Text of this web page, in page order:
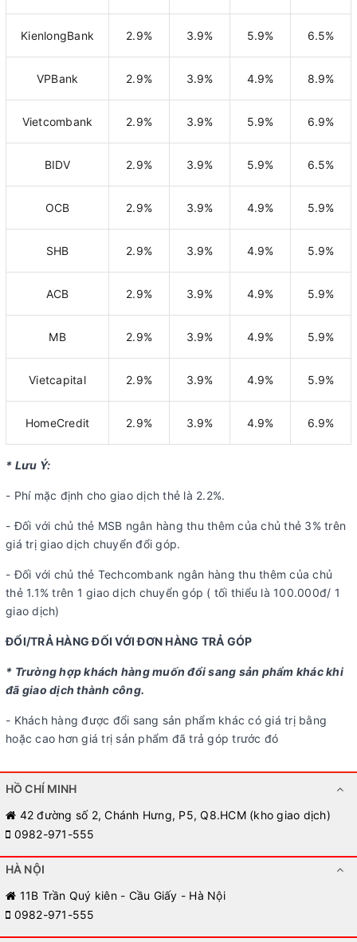
KienlongBank 2.9% 3.9% 5.9% 6.5%
VPBank 2.9% 3.9% 4.9% 8.9%
Vietcombank 2.9% 3.9% 5.9% 6.9%
BIDV 2.9% 3.9% 5.9% 6.5%
OCB 2.9% 3.9% 4.9% 5.9%
SHB 2.9% 3.9% 4.9% 5.9%
ACB 2.9% 3.9% 4.9% 5.9%
MB 2.9% 3.9% 4.9% 5.9%
Vietcapital 2.9% 3.9% 4.9% 5.9%
HomeCredit 2.9% 3.9% 4.9% 6.9%
* Lưu Ý:
- Phí mặc định cho giao dịch thẻ là 2.2%.
- Đối với chủ thẻ MSB ngân hàng thu thêm của chủ thẻ 3% trên
giá trị giao dịch chuyển đổi góp.
- Đối với chủ thẻ Techcombank ngân hàng thu thêm của chủ
thẻ 1.1% trên 1 giao dịch chuyển góp ( tối thiểu là 100.000đ/ 1
giao dịch)
ĐỔI/TRẢ HÀNG ĐỐI VỚI ĐƠN HÀNG TRẢ GÓP
* Trường hợp khách hàng muốn đổi sang sản phẩm khác khi
đã giao dịch thành công.
- Khách hàng được đổi sang sản phẩm khác có giá trị bằng
hoặc cao hơn giá trị sản phẩm đã trả góp trước đó
HỒ CHÍ MINH
42 đường số 2, Chánh Hưng, P5, Q8.HCM (kho giao dịch)
0982-971-555
HÀ NỘI
11B Trần Quý kiên - Cầu Giấy - Hà Nội
0982-971-555